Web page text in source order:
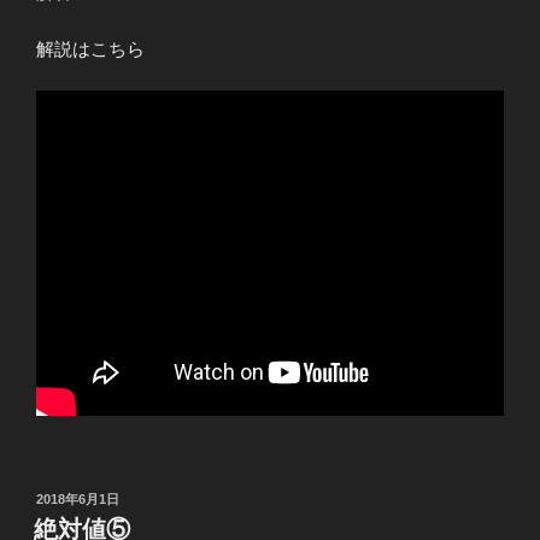
解説はこちら
投
稿
2018年6月1日
絶対値⑤